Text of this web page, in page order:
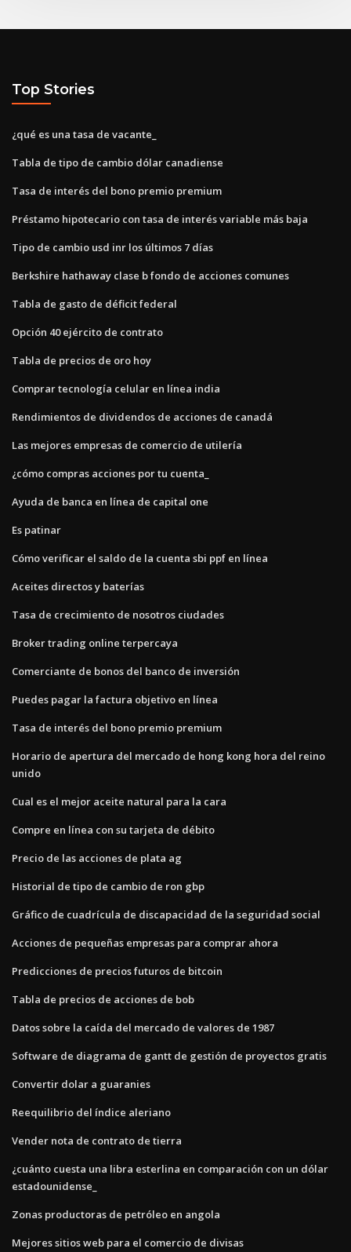
Top Stories
¿qué es una tasa de vacante_
Tabla de tipo de cambio dólar canadiense
Tasa de interés del bono premio premium
Préstamo hipotecario con tasa de interés variable más baja
Tipo de cambio usd inr los últimos 7 días
Berkshire hathaway clase b fondo de acciones comunes
Tabla de gasto de déficit federal
Opción 40 ejército de contrato
Tabla de precios de oro hoy
Comprar tecnología celular en línea india
Rendimientos de dividendos de acciones de canadá
Las mejores empresas de comercio de utilería
¿cómo compras acciones por tu cuenta_
Ayuda de banca en línea de capital one
Es patinar
Cómo verificar el saldo de la cuenta sbi ppf en línea
Aceites directos y baterías
Tasa de crecimiento de nosotros ciudades
Broker trading online terpercaya
Comerciante de bonos del banco de inversión
Puedes pagar la factura objetivo en línea
Tasa de interés del bono premio premium
Horario de apertura del mercado de hong kong hora del reino
unido
Cual es el mejor aceite natural para la cara
Compre en línea con su tarjeta de débito
Precio de las acciones de plata ag
Historial de tipo de cambio de ron gbp
Gráfico de cuadrícula de discapacidad de la seguridad social
Acciones de pequeñas empresas para comprar ahora
Predicciones de precios futuros de bitcoin
Tabla de precios de acciones de bob
Datos sobre la caída del mercado de valores de 1987
Software de diagrama de gantt de gestión de proyectos gratis
Convertir dolar a guaranies
Reequilibrio del índice aleriano
Vender nota de contrato de tierra
¿cuánto cuesta una libra esterlina en comparación con un dólar
estadounidense_
Zonas productoras de petróleo en angola
Mejores sitios web para el comercio de divisas